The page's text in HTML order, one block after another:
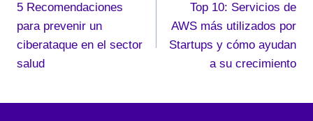
de
entradas
5 Recomendaciones
para prevenir un
ciberataque en el sector
salud
Top 10: Servicios de
AWS más utilizados por
Startups y cómo ayudan
a su crecimiento